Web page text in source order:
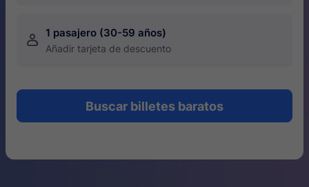
󱍂 1 pasajero (30-59 años)
Añadir tarjeta de descuento
Buscar billetes baratos